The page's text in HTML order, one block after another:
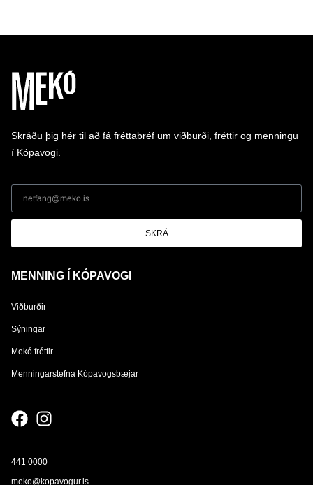
Skráðu þig hér til að fá fréttabréf um viðburði, fréttir og menningu
í Kópavogi.
SKRÁ
MENNING Í KÓPAVOGI
Viðburðir
Sýningar
Mekó fréttir
Menningarstefna Kópavogsbæjar
441 0000
meko@kopavogur.is